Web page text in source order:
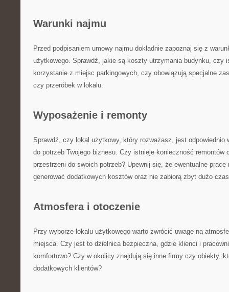
Warunki najmu
Przed ​podpisaniem umowy najmu dokładnie⁤ zapoznaj ⁤się z⁣
użytkowego. Sprawdź, jakie‍ są koszty utrzymania​ budynku, czy
korzystanie z miejsc⁢ parkingowych, czy obowiązują specjalne‌
czy przeróbek​ w lokalu.
Wyposażenie i ⁢remonty
Sprawdź, czy ⁢lokal użytkowy, który rozważasz, jest odpowiednio
do potrzeb⁤ Twojego biznesu. Czy istnieje​ konieczność remontów⁤
przestrzeni do swoich potrzeb? Upewnij się, że ewentualne⁣ prace
generować dodatkowych kosztów ‌oraz nie zabiorą ‌zbyt dużo‌
Atmosfera i otoczenie
Przy wyborze lokalu użytkowego warto zwrócić uwagę​ na​
miejsca.‌ Czy jest ⁤to dzielnica bezpieczna, gdzie klienci i
‍komfortowo? ‌Czy w okolicy znajdują się ‌inne firmy czy obiekty,
dodatkowych klientów?